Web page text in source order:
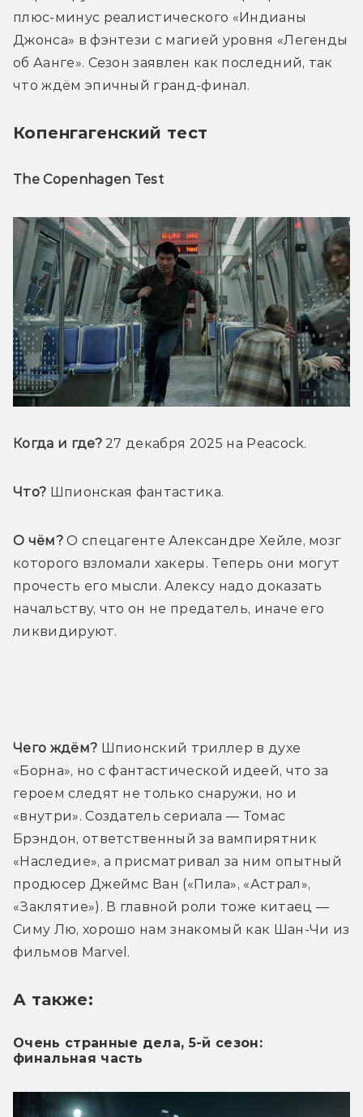
плюс-минус реалистического «Индианы
Джонса» в фэнтези с магией уровня «Легенды
об Аанге». Сезон заявлен как последний, так
что ждём эпичный гранд-финал.
Копенгагенский тест
The Copenhagen Test
Когда и где? 27 декабря 2025 на Peacock.
Что? Шпионская фантастика.
О чём? О спецагенте Александре Хейле, мозг
которого взломали хакеры. Теперь они могут
прочесть его мысли. Алексу надо доказать
начальству, что он не предатель, иначе его
ликвидируют.
Чего ждём? Шпионский триллер в духе
«Борна», но с фантастической идеей, что за
героем следят не только снаружи, но и
«внутри». Создатель сериала — Томас
Брэндон, ответственный за вампирятник
«Наследие», а присматривал за ним опытный
продюсер Джеймс Ван («Пила», «Астрал»,
«Заклятие»). В главной роли тоже китаец —
Симу Лю, хорошо нам знакомый как Шан-Чи из
фильмов Marvel.
А также:
Очень странные дела, 5-й сезон:
финальная часть